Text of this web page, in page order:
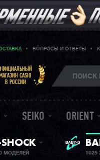
ВОПРОСЫ И ОТВЕТЫ
CASIO
В РОССИИ
SEIKO ORIENT
МОДЕЛЕЙ